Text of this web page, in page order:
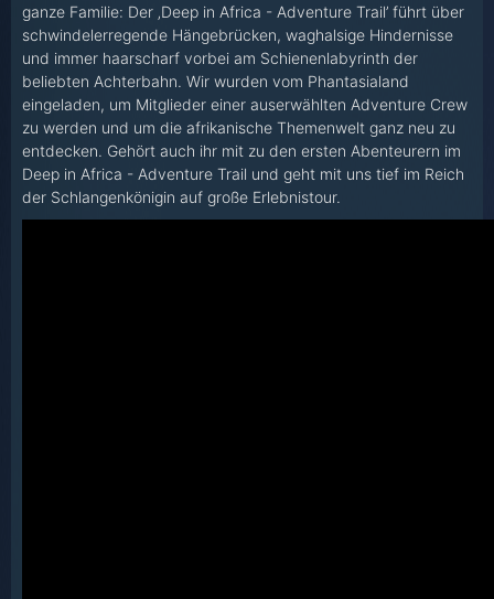
ganze Familie: Der ‚Deep in Africa - Adventure Trail’ führt über
schwindelerregende Hängebrücken, waghalsige Hindernisse
und immer haarscharf vorbei am Schienenlabyrinth der
beliebten Achterbahn. Wir wurden vom Phantasialand
eingeladen, um Mitglieder einer auserwählten Adventure Crew
zu werden und um die afrikanische Themenwelt ganz neu zu
entdecken. Gehört auch ihr mit zu den ersten Abenteurern im
Deep in Africa - Adventure Trail und geht mit uns tief im Reich
der Schlangenkönigin auf große Erlebnistour.